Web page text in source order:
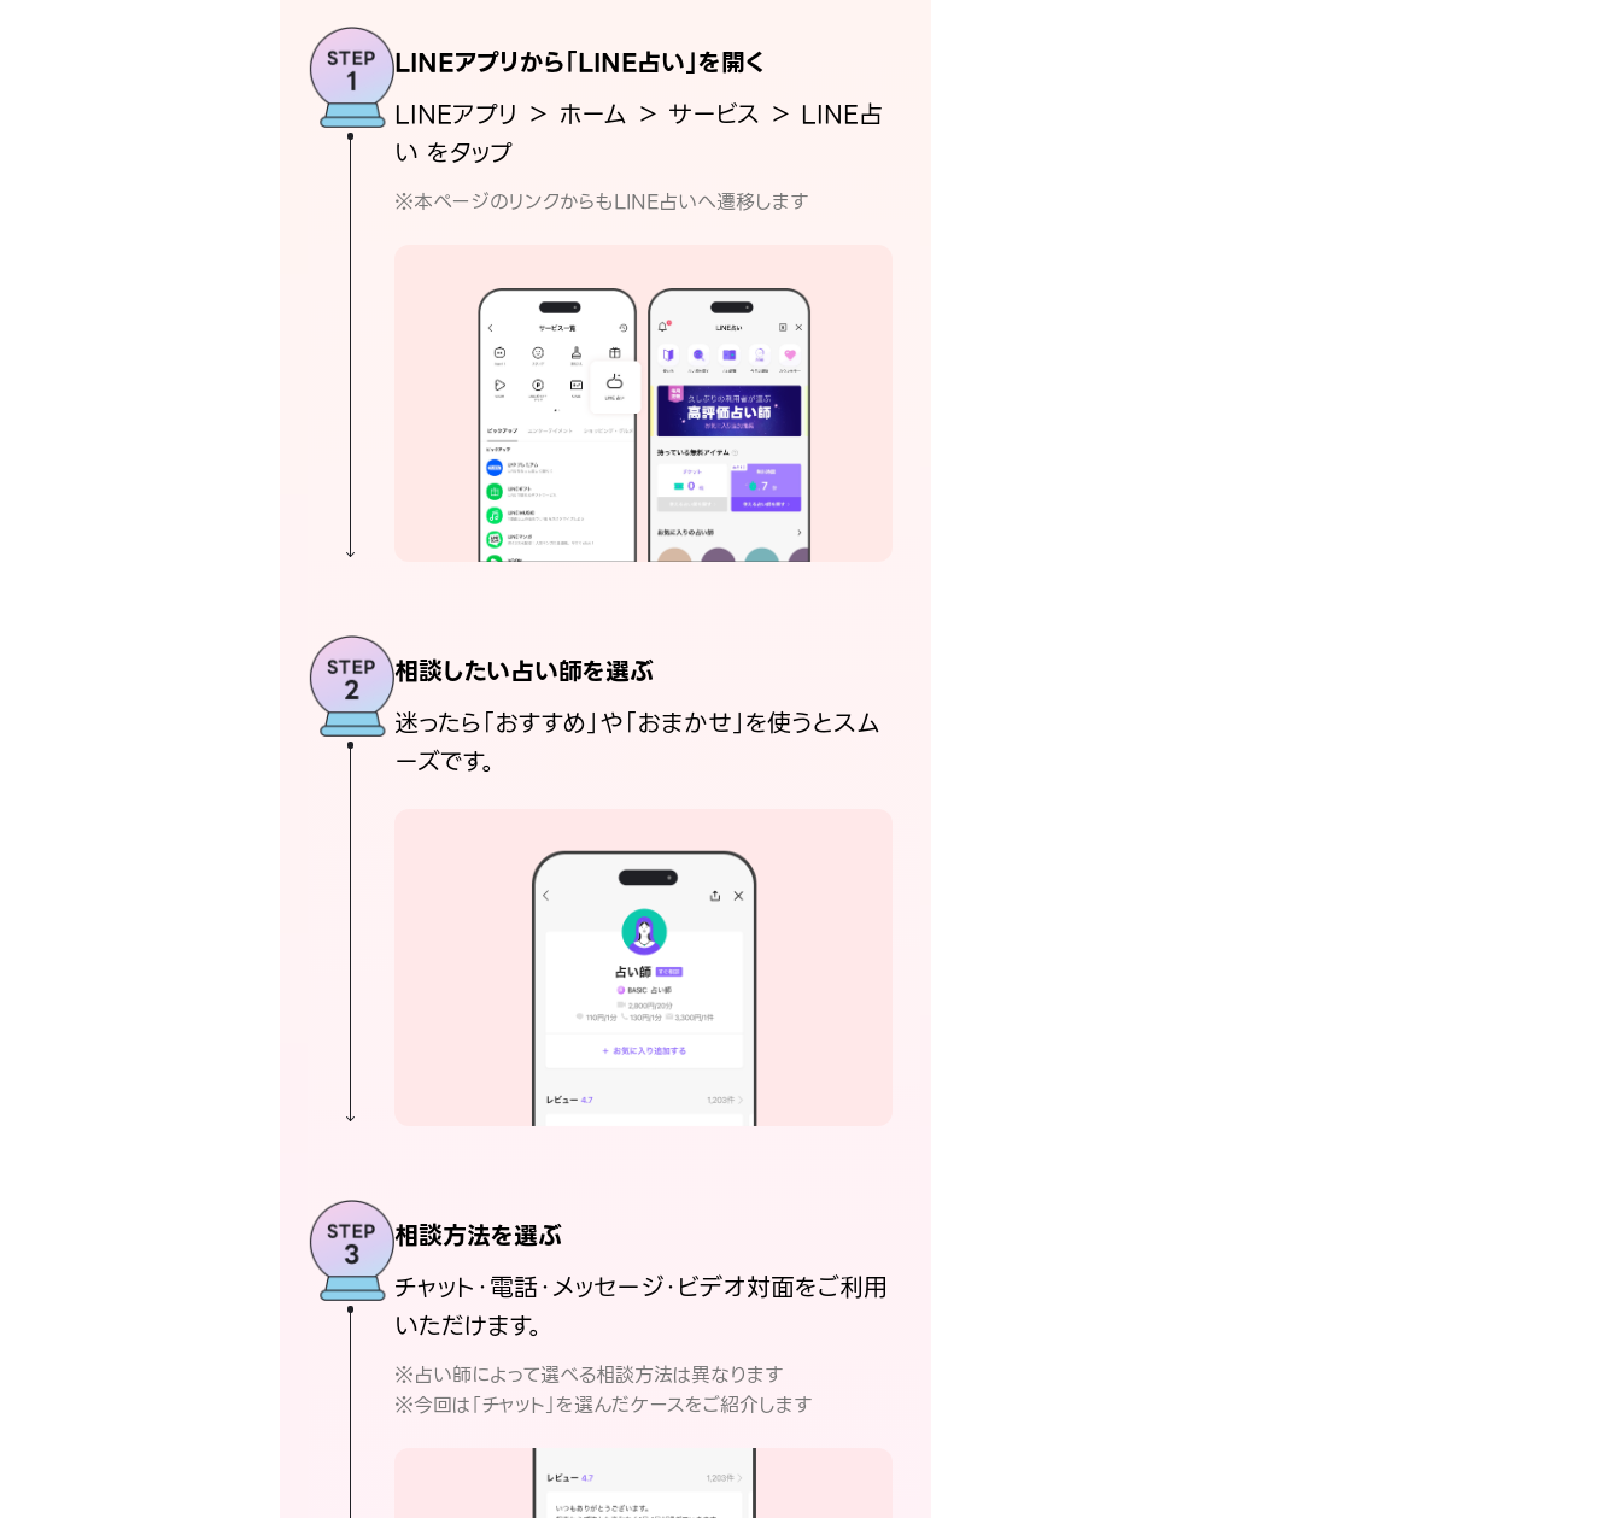
LINEアプリから「LINE占い」を開く
LINEアプリ ＞ ホーム ＞ サービス ＞ LINE占
い をタップ
※本ページのリンクからもLINE占いへ遷移します
相談したい占い師を選ぶ
迷ったら「おすすめ」や「おまかせ」を使うとスム
ーズです。
相談方法を選ぶ
チャット・電話・メッセージ・ビデオ対面をご利用
いただけます。
※占い師によって選べる相談方法は異なります
※今回は「チャット」を選んだケースをご紹介します